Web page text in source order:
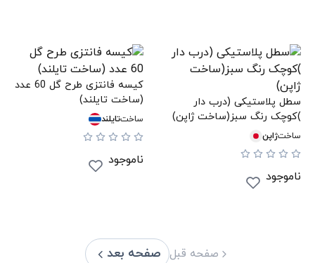
سطل پلاستیکی (درب دار
)کوچک رنگ سبز(ساخت ‌ژاپن)
ساختژاپن
ناموجود
کیسه فانتزی طرح گل 60 عدد
(ساخت تایلند)
ساختتایلند
ناموجود
صفحه قبل صفحه بعد